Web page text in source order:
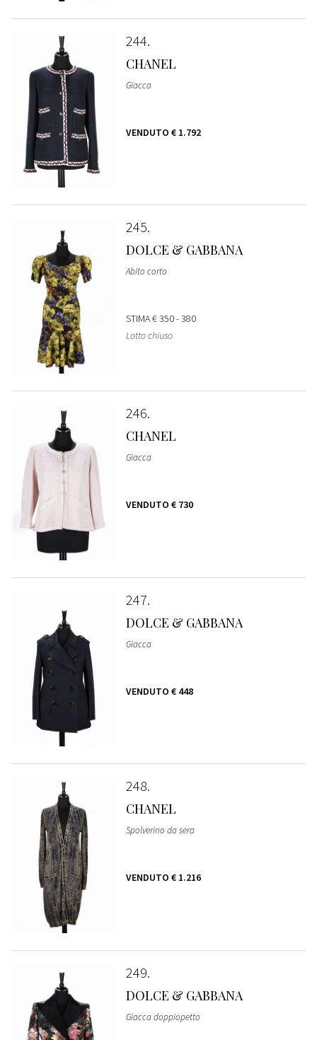
244
CHANEL
Giacca
VENDUTO € 1.792
245
DOLCE & GABBANA
Abito corto
STIMA€ 350 - 380
Lotto chiuso
246
CHANEL
Giacca
VENDUTO € 730
247
DOLCE & GABBANA
Giacca
VENDUTO € 448
248
CHANEL
Spolverino da sera
VENDUTO € 1.216
249
DOLCE & GABBANA
Giacca doppiopetto